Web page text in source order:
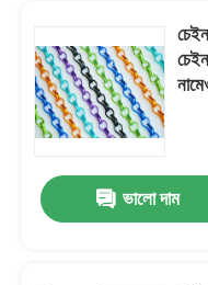
ভালো দাম